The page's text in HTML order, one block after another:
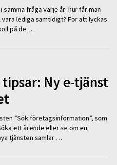
fråga varje år: hur får man
lediga samtidigt? För att lyckas
på de …
Ny e-tjänst
”Sök företagsinformation”, som
ett ärende eller se om en
tjänsten samlar …